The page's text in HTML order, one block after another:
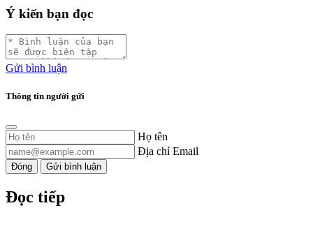
Ý kiến bạn đọc
Gửi bình luận
Thông tin người gửi
Họ tên
Địa chỉ Email
Đóng Gửi bình luận
Đọc tiếp